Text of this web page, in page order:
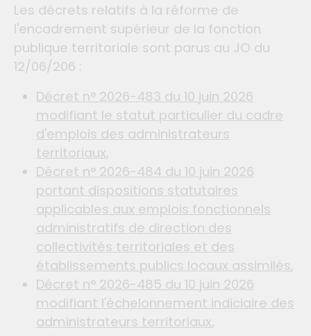
Les décrets relatifs à la réforme de
l'encadrement supérieur de la fonction
publique territoriale sont parus au JO du
12/06/206 :
Décret n° 2026-483 du 10 juin 2026
modifiant le statut particulier du cadre
d'emplois des administrateurs
territoriaux,
Décret n° 2026-484 du 10 juin 2026
portant dispositions statutaires
applicables aux emplois fonctionnels
administratifs de direction des
collectivités territoriales et des
établissements publics locaux assimilés,
Décret n° 2026-485 du 10 juin 2026
modifiant l'échelonnement indiciaire des
administrateurs territoriaux,